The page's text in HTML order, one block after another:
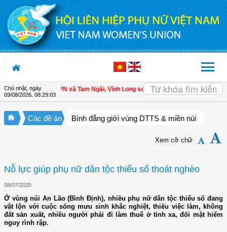
Truy cập nội dung luôn
Chủ nhật, ngày
09/08/2026, 08:29:05
| Hội LHPN xã Tam Ngãi, Vĩnh Long sơ kết công tác Hội và phong trào
Các đề án Bình đẳng giới vùng DTTS & miền núi
Xem cỡ chữ
Nỗ lực giúp phụ nữ dân tộc thiểu số thoát nghèo
08/07/2025
Ở vùng núi An Lão (Bình Định), nhiều phụ nữ dân tộc thiểu số đang
vật lộn với cuộc sống mưu sinh khắc nghiệt, thiếu việc làm, không
đất sản xuất, nhiều người phải đi làm thuê ở tỉnh xa, đối mặt hiểm
nguy rình rập.